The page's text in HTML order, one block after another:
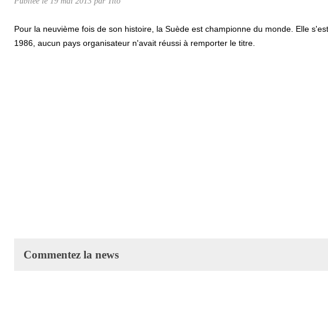
Pour la neuvième fois de son histoire, la Suède est championne du monde. Elle
1986, aucun pays organisateur n'avait réussi à remporter le titre.
Commentez la news